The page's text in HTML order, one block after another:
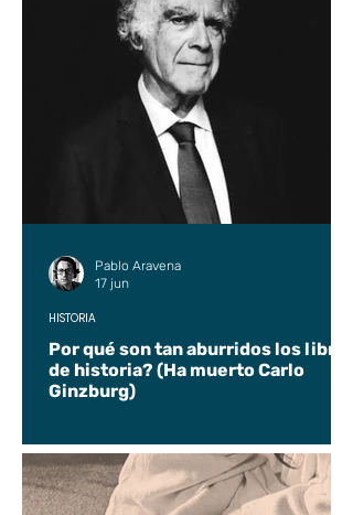
Por qué son tan aburridos los libros
de historia? (Ha muerto Carlo
Ginzburg)
HISTORIA
Pablo Aravena
17 jun